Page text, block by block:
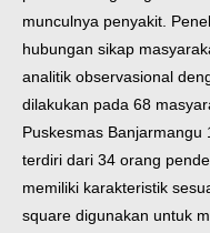
munculnya penyakit.
hubungan sikap
analitik observasional
dilakukan pada 68
Puskesmas Banjarmangu
terdiri dari 34 orang
memiliki karakteristik
square digunakan untuk